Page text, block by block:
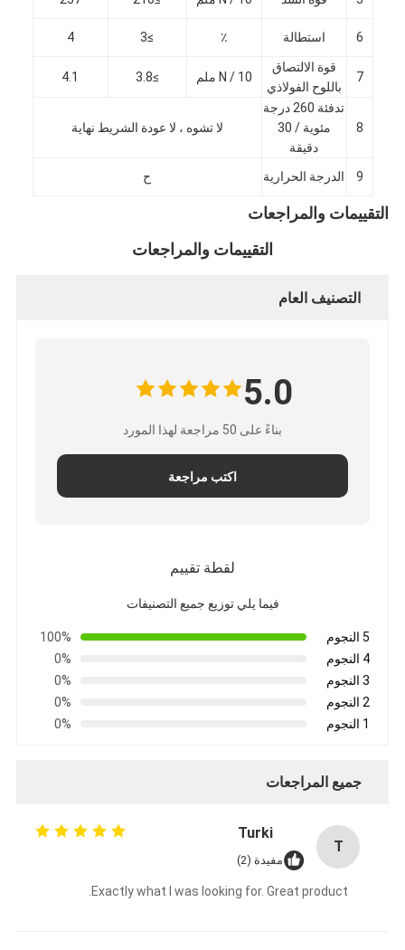
الصفحة الرئيسية
معلومات عنا
جولة في المعمل
مراقبة الجودة
اتصل بنا
شريط عازل مقاوم للحرارة
شريط لاصق من القماش الزجاجي
شريط لاصق رقائق الألومنيوم
شريط من القماش الزجاجي المصنوع من رقائق الألومنيوم
ورق الكرافت ذو الوجه احباط
قماش الألياف الزجاجية رقائق الألومنيوم
6 استطالة ٪ ≥3
4
7
قوة الالتصاق
باللوح الفولاذي
N / 10 ملم ≥3.8
4.1
8
تدفئة 260 درجة
مئوية / 30
دقيقة
لا تشوه ، لا عودة الشريط نهاية
9 الدرجة الحرارية ح
التقييمات والمراجعات
التقييمات والمراجعات
التصنيف العام
5.0
بناءً على 50 مراجعة لهذا المورد
اكتب مراجعة
لقطة تقييم
فيما يلي توزيع جميع التصنيفات
5 النجوم
100%
4 النجوم
0%
3 النجوم
0%
2 النجوم
0%
1 النجوم
0%
جميع المراجعات
T
Turki
مفيدة (2)
Exactly what I was looking for. Great product.